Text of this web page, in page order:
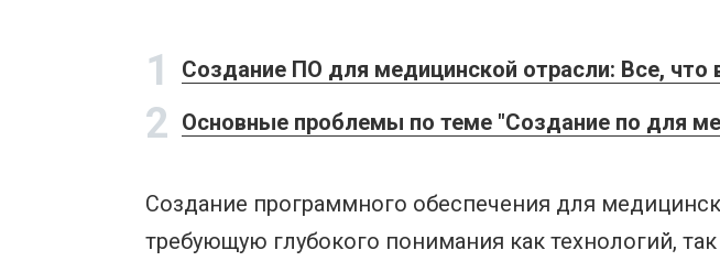
1 Создание ПО для медицинской отрасли: Все, что
2 Основные проблемы по теме "Создание по для
Создание программного обеспечения для
требующую глубокого понимания как технологий,